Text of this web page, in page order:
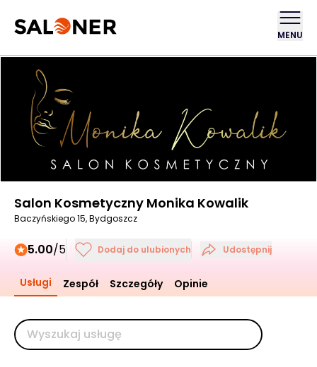
MENU
Salon Kosmetyczny Monika Kowalik
Baczyńskiego 15, Bydgoszcz
5.00/5 Dodaj do ulubionych Udostępnij
Usługi Zespół Szczegóły Opinie